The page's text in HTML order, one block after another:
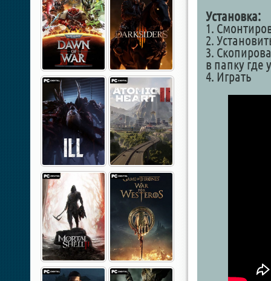
Установка:
1.
2.
3.
в папку где
4. Играть